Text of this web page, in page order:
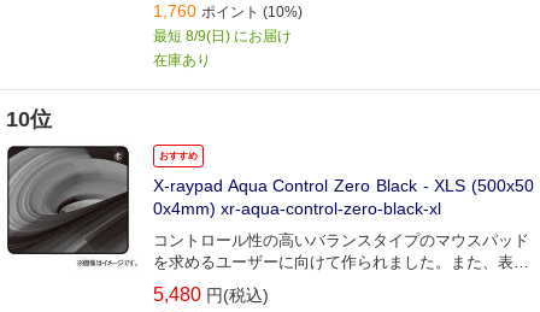
1,760 ポイント (10%)
最短 8/9(日) にお届け
在庫あり
10位
おすすめ
X-raypad Aqua Control Zero Black - XLS (500x50
0x4mm) xr-aqua-control-zero-black-xl
コントロール性の高いバランスタイプのマウスパッド
を求めるユーザーに向けて作られました。また、表面
が柔らかいので、快適な使い心地です。
5,480 円(税込)